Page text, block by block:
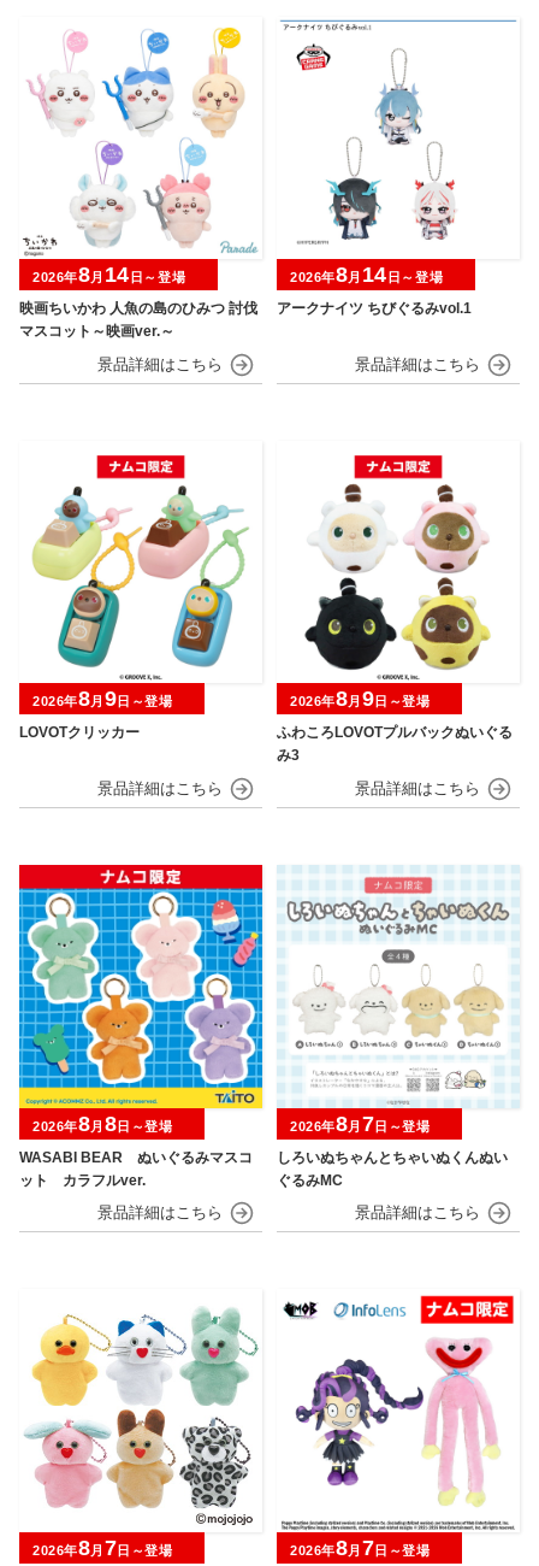
映画ちいかわ 人魚の島のひみつ 討伐
マスコット～映画ver.～
2026年8月 14 日～登場
アークナイツ ちびぐるみvol.1
2026年8月 14 日～登場
LOVOTクリッカー
2026年8月 9 日～登場
ふわころLOVOTプルバックぬいぐる
み3
2026年8月 9 日～登場
WASABI BEAR ぬいぐるみマスコ
ット カラフルver.
2026年8月 8日～登場
しろいぬちゃんとちゃいぬくんぬい
ぐるみMC
2026年8月 7日～登場
2026年8月 7日～登場 2026年8月 7日～登場